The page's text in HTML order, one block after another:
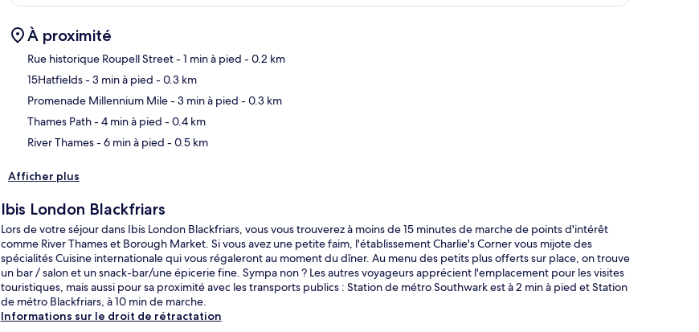
À proximité
Rue historique Roupell Street- 1 min à pied - 0.2 km
15Hatfields- 3 min à pied - 0.3 km
Promenade Millennium Mile- 3 min à pied - 0.3 km
Thames Path- 4 min à pied - 0.4 km
River Thames- 6 min à pied - 0.5 km
Afficher plus
Ibis London Blackfriars
Lors de votre séjour dans Ibis London Blackfriars, vous vous trouverez à moins de 15 minutes de marche de points d'intérêt
comme River Thames et Borough Market. Si vous avez une petite faim, l'établissement Charlie's Corner vous mijote des
spécialités Cuisine internationale qui vous régaleront au moment du dîner. Au menu des petits plus offerts sur place, on trouve
un bar / salon et un snack-bar/une épicerie fine. Sympa non ? Les autres voyageurs apprécient l'emplacement pour les visites
touristiques, mais aussi pour sa proximité avec les transports publics : Station de métro Southwark est à 2 min à pied et Station
de métro Blackfriars, à 10 min de marche.
Informations sur le droit de rétractation